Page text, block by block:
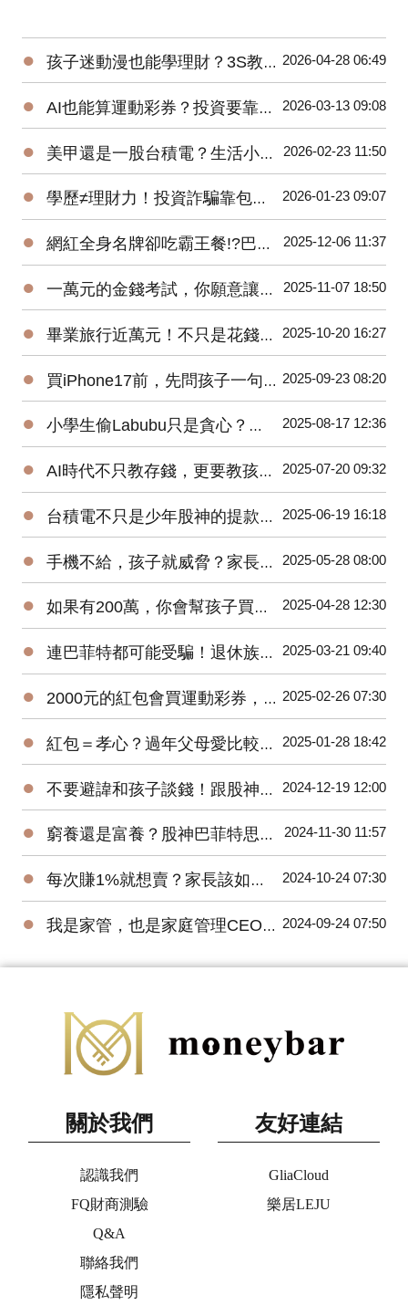
● 孩子迷動漫也能學理財？3S教育超簡單！ 2026-04-28 06:49
● AI也能算運動彩券？投資要靠數據而非單憑直覺！ 2026-03-13 09:08
● 美甲還是一股台積電？生活小選擇，培養孩子金錢觀！ 2026-02-23 11:50
● 學歷≠理財力！投資詐騙靠包裝取信，巴菲特推崇長期紀律！ 2026-01-23 09:07
● 網紅全身名牌卻吃霸王餐!?巴菲特提醒:「真正的成功是有人愛你!」 2025-12-06 11:37
● 一萬元的金錢考試，你願意讓孩子交空白卷嗎？ 2025-11-07 18:50
● 畢業旅行近萬元！不只是花錢，更是家庭財務專案！ 2025-10-20 16:27
● 買iPhone17前，先問孩子一句話！ 2025-09-23 08:20
● 小學生偷Labubu只是貪心？當今孩子的金錢觀，悄悄偏離正確軌道！ 2025-08-17 12:36
● AI時代不只教存錢，更要教孩子五個防詐判斷力！ 2025-07-20 09:32
● 台積電不只是少年股神的提款機！是一場只許成功，不許失敗的世紀賭注！ 2025-06-19 16:18
● 手機不給，孩子就威脅？家長如何在AI時代平衡科技與教養？ 2025-05-28 08:00
● 如果有200萬，你會幫孩子買ETF還是唸私立國中？ 2025-04-28 12:30
● 連巴菲特都可能受騙！退休族群更要慎防詐騙！ 2025-03-21 09:40
● 2000元的紅包會買運動彩券，還是夾娃娃？ 2025-02-26 07:30
● 紅包＝孝心？過年父母愛比較紅包，子女該如何做到正向教養溝通？ 2025-01-28 18:42
● 不要避諱和孩子談錢！跟股神巴菲特學習理財教育。 2024-12-19 12:00
● 窮養還是富養？股神巴菲特思維養出獨立自主孩子！ 2024-11-30 11:57
● 每次賺1%就想賣？家長該如何培養小小巴菲特？ 2024-10-24 07:30
● 我是家管，也是家庭管理CEO！ 2024-09-24 07:50
關於我們
認識我們
FQ財商測驗
Q&A
聯絡我們
隱私聲明
友好連結
GliaCloud
樂居LEJU